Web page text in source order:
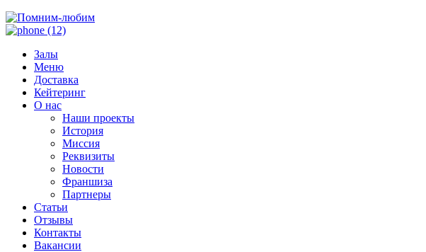
Залы
Меню
Доставка
Кейтеринг
О нас
Наши проекты
История
Миссия
Реквизиты
Новости
Франшиза
Партнеры
Статьи
Отзывы
Контакты
Вакансии